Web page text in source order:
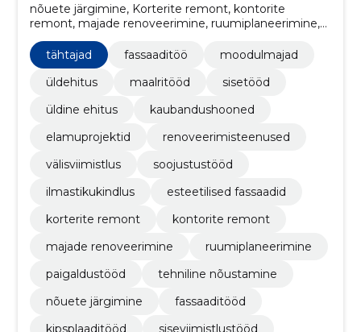
nõuete järgimine, Korterite remont, kontorite
remont, majade renoveerimine, ruumiplaneerimine,
Siseviimistlustööd, elektripaigaldustööd
tähtajad fassaaditöö
moodulmajad
üldehitus
maalritööd
sisetööd
üldine ehitus
kaubandushooned
elamuprojektid
renoveerimisteenused
välisviimistlus
soojustustööd
ilmastikukindlus
esteetilised fassaadid
korterite remont
kontorite remont
majade renoveerimine
ruumiplaneerimine
paigaldustööd
tehniline nõustamine
nõuete järgimine
fassaaditööd
kipsplaaditööd
siseviimistlustööd